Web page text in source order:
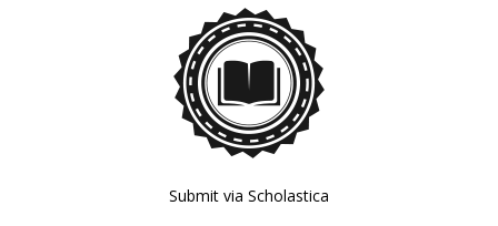
Submit via Scholastica